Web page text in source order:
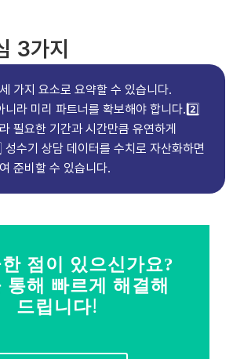
3가지
가지 요소로 요약할 수 있습니다.
니라 미리 파트너를 확보해야 합니다.2️⃣
필요한 기간과 시간만큼 유연하게
성수기 상담 데이터를 수치로 자산화하면
준비할 수 있습니다.
점이 있으신가요?
통해 빠르게 해결해
드립니다!